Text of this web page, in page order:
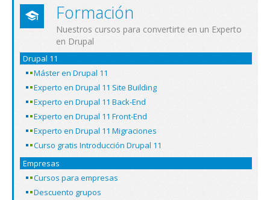
Formación
Nuestros cursos para convertirte en un Experto
en Drupal
Drupal 11
Máster en Drupal 11
Experto en Drupal 11 Site Building
Experto en Drupal 11 Back-End
Experto en Drupal 11 Front-End
Experto en Drupal 11 Migraciones
Curso gratis Introducción Drupal 11
Empresas
Cursos para empresas
Descuento grupos